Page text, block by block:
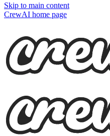
Skip to main content
CrewAI home page